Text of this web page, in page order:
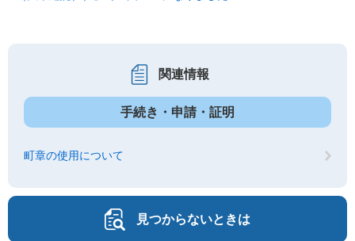
関連情報
手続き・申請・証明
町章の使用について
見つからないときは